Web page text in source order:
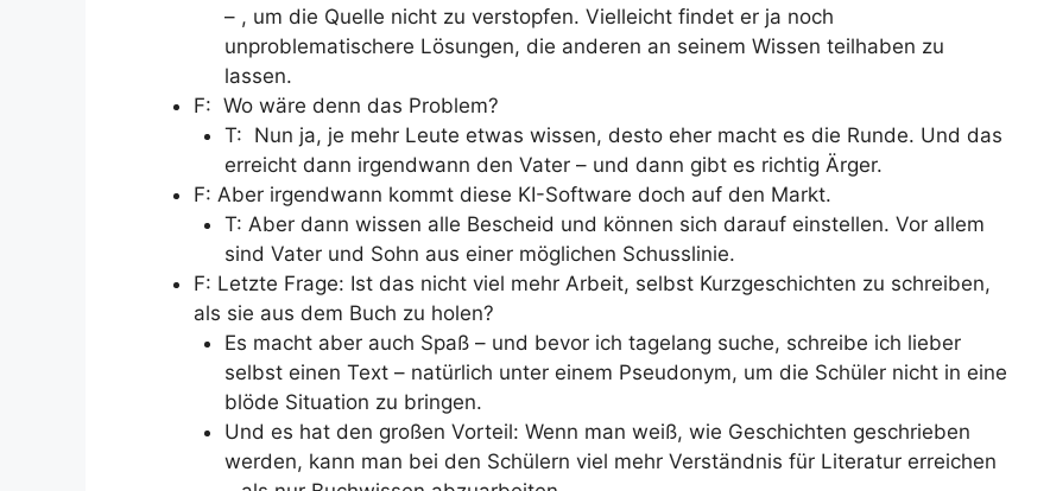
– , um die Quelle nicht zu verstopfen. Vielleicht findet er ja noch
unproblematischere Lösungen, die anderen an seinem Wissen teilhaben zu
lassen.
F: Wo wäre denn das Problem?
T: Nun ja, je mehr Leute etwas wissen, desto eher macht es die Runde. Und das
erreicht dann irgendwann den Vater – und dann gibt es richtig Ärger.
F: Aber irgendwann kommt diese KI-Software doch auf den Markt.
T: Aber dann wissen alle Bescheid und können sich darauf einstellen. Vor allem
sind Vater und Sohn aus einer möglichen Schusslinie.
F: Letzte Frage: Ist das nicht viel mehr Arbeit, selbst Kurzgeschichten zu schreiben,
als sie aus dem Buch zu holen?
Es macht aber auch Spaß – und bevor ich tagelang suche, schreibe ich lieber
selbst einen Text – natürlich unter einem Pseudonym, um die Schüler nicht in eine
blöde Situation zu bringen.
Und es hat den großen Vorteil: Wenn man weiß, wie Geschichten geschrieben
werden, kann man bei den Schülern viel mehr Verständnis für Literatur erreichen